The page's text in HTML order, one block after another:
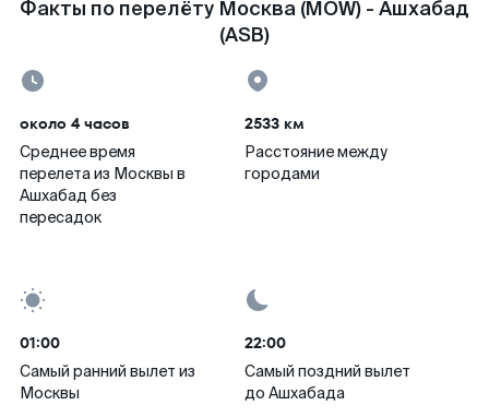
Факты по перелёту Москва (MOW) - Ашхабад
(ASB)
около 4 часов
Среднее время
перелета из Москвы в
Ашхабад без
пересадок
2533 км
Расстояние между
городами
01:00
Самый ранний вылет из
Москвы
22:00
Самый поздний вылет
до Ашхабада